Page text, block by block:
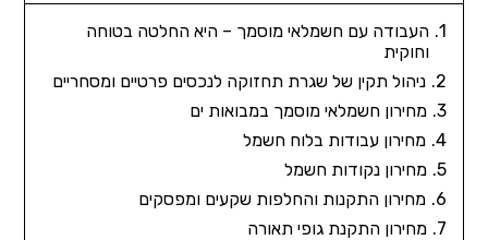
העבודה עם חשמלאי מוסמך – היא החלטה בטוחה
וחוקית
ניהול תקין של שגרת תחזוקה לנכסים פרטיים ומסחריים
מחירון חשמלאי מוסמך במבואות ים
מחירון עבודות בלוח חשמל
מחירון נקודות חשמל
מחירון התקנות והחלפות שקעים ומפסקים
מחירון התקנת גופי תאורה